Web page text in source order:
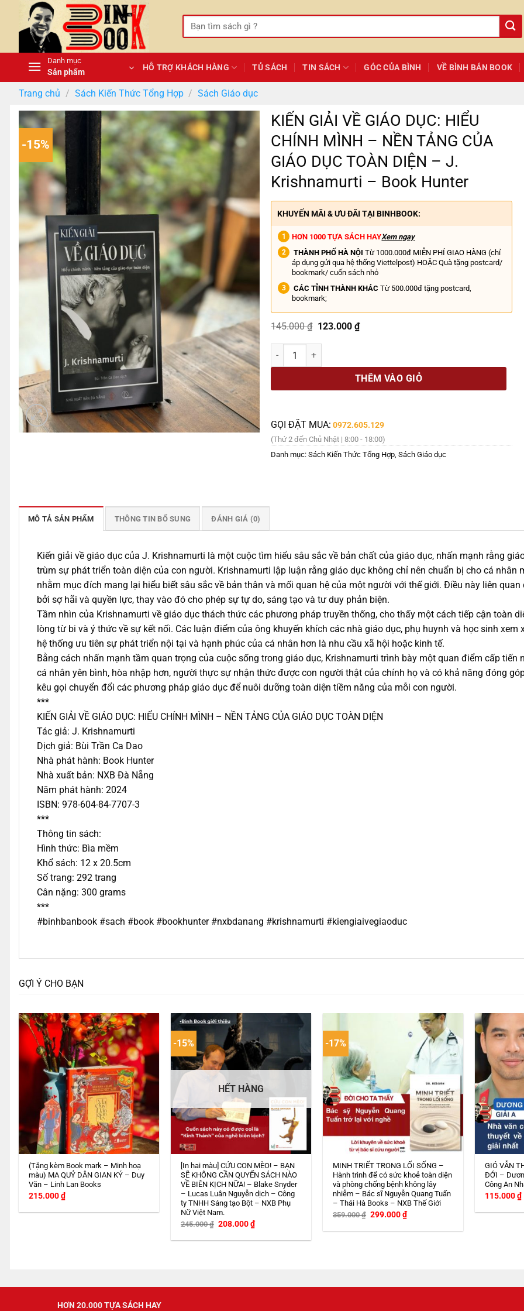
dung
Tìm
kiếm:
Danh mục
Sản phẩm HỖ TRỢ KHÁCH HÀNG TỦ SÁCH TIN SÁCH GÓC CỦA BÌNH VỀ BÌNH BÁN BOOK
Trang chủ / Sách Kiến Thức Tổng Hợp / Sách Giáo dục
-15%
KIẾN GIẢI VỀ GIÁO DỤC: HIỂU
CHÍNH MÌNH – NỀN TẢNG CỦA
GIÁO DỤC TOÀN DIỆN – J.
Krishnamurti – Book Hunter
KHUYẾN MÃI & ƯU ĐÃI TẠI BINHBOOK:
HƠN 1000 TỰA SÁCH HAYXem ngay
THÀNH PHỐ HÀ NỘI Từ 1000.000đ MIỄN PHÍ GIAO HÀNG (chỉ
áp dụng gửi qua hệ thống Viettelpost) HOẶC Quà tặng postcard/
bookmark/ cuốn sách nhỏ
CÁC TỈNH THÀNH KHÁC Từ 500.000đ tặng postcard,
bookmark;
145.000₫ Giá
là:
123.000₫Giá
KIẾN GIẢI VỀ GIÁO DỤC: HIỂU CHÍNH MÌNH - NỀN TẢNG CỦA
THÊM VÀO GIỎ
GỌI ĐẶT MUA: 0972.605.129
(Thứ 2 đến Chủ Nhật | 8:00 - 18:00)
Danh mục:Sách Kiến Thức Tổng Hợp,Sách Giáo dục
MÔ TẢ SẢN PHẨM THÔNG TIN BỔ SUNG ĐÁNH GIÁ (0)
Kiến giải về giáo dục của J. Krishnamurti là một cuộc tìm hiểu sâu sắc về bản chất của giáo dục, nhấn mạnh rằng
trùm sự phát triển toàn diện của con người. Krishnamurti lập luận rằng giáo dục không chỉ nên chuẩn bị cho cá nhân
nhằm mục đích mang lại hiểu biết sâu sắc về bản thân và mối quan hệ của một người với thế giới. Điều này liên
bởi sợ hãi và quyền lực, thay vào đó cho phép sự tự do, sáng tạo và tư duy phản biện.
Tầm nhìn của Krishnamurti về giáo dục thách thức các phương pháp truyền thống, cho thấy một cách tiếp cận toàn
lòng từ bi và ý thức về sự kết nối. Các luận điểm của ông khuyến khích các nhà giáo dục, phụ huynh và học sinh
hệ thống ưu tiên sự phát triển nội tại và hạnh phúc của cá nhân hơn là nhu cầu xã hội hoặc kinh tế.
Bằng cách nhấn mạnh tầm quan trọng của cuộc sống trong giáo dục, Krishnamurti trình bày một quan điểm cấp
cá nhân yên bình, hòa nhập hơn, người thực sự nhận thức được con người thật của chính họ và có khả năng đóng
kêu gọi chuyển đổi các phương pháp giáo dục để nuôi dưỡng toàn diện tiềm năng của mỗi con người.
***
KIẾN GIẢI VỀ GIÁO DỤC: HIỂU CHÍNH MÌNH – NỀN TẢNG CỦA GIÁO DỤC TOÀN DIỆN
Tác giả: J. Krishnamurti
Dịch giả: Bùi Trần Ca Dao
Nhà phát hành: Book Hunter
Nhà xuất bản: NXB Đà Nẵng
Năm phát hành: 2024
ISBN: 978-604-84-7707-3
***
Thông tin sách:
Hình thức: Bìa mềm
Khổ sách: 12 x 20.5cm
Số trang: 292 trang
Cân nặng: 300 grams
***
#binhbanbook #sach #book #bookhunter #nxbdanang #krishnamurti #kiengiaivegiaoduc
GỢI Ý CHO BẠN
(Tặng kèm Book mark – Minh hoạ
màu) MA QUỶ DÂN GIAN KÝ – Duy
Văn – Linh Lan Books
215.000₫
-15%
HẾT HÀNG
[In hai màu] CỨU CON MÈO! – BẠN
SẼ KHÔNG CẦN QUYỂN SÁCH NÀO
VỀ BIÊN KỊCH NỮA! – Blake Snyder
– Lucas Luân Nguyễn dịch – Công
ty TNHH Sáng tạo Bột – NXB Phụ
Nữ Việt Nam.
245.000₫ Giá
là:
208.000₫Giá
hiện
tại
-17%
MINH TRIẾT TRONG LỐI SỐNG –
Hành trình để có sức khoẻ toàn diện
và phòng chống bệnh không lây
nhiễm – Bác sĩ Nguyễn Quang Tuấn
– Thái Hà Books – NXB Thế Giới
359.000₫ Giá
là:
299.000₫Giá
hiện
tại
GIÓ VẪN
ĐỚI –
Công An
115.000₫
HƠN 20.000 TỰA SÁCH HAY